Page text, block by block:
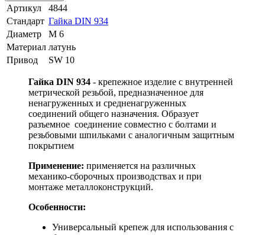
Артикул
4844
Стандарт Гайка DIN 934
Диаметр
М 6
Материал латунь
Привод
SW 10
Гайка DIN 934 - крепежное изделие с внутренней
метрической резьбой, предназначенное для
ненагруженных и средненагруженных
соединений общего назначения. Образует
разъемное соединение совместно с болтами и
резьбовыми шпильками с аналогичным защитным
покрытием
Применение: применяется на различных
механико-сборочных производствах и при
монтаже металлоконструкций.
Особенности:
Универсальный крепеж для использования с